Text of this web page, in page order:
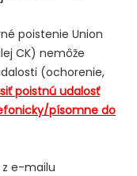
poistenie Union
CK) nemôže
(ochorenie,
poistnú udalosť
písomne do
z e-mailu